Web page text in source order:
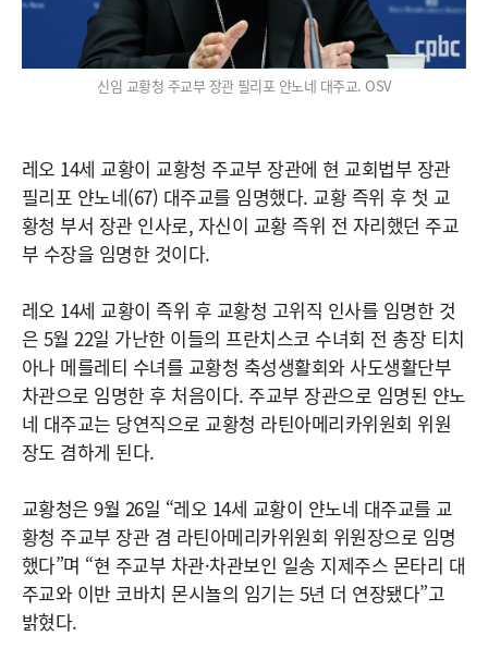
신임 교황청 주교부 장관 필리포 얀노네 대주교. OSV
레오 14세 교황이 교황청 주교부 장관에 현 교회법부 장관
필리포 얀노네(67) 대주교를 임명했다. 교황 즉위 후 첫 교
황청 부서 장관 인사로, 자신이 교황 즉위 전 자리했던 주교
부 수장을 임명한 것이다.
레오 14세 교황이 즉위 후 교황청 고위직 인사를 임명한 것
은 5월 22일 가난한 이들의 프란치스코 수녀회 전 총장 티치
아나 메를레티 수녀를 교황청 축성생활회와 사도생활단부
차관으로 임명한 후 처음이다. 주교부 장관으로 임명된 얀노
네 대주교는 당연직으로 교황청 라틴아메리카위원회 위원
장도 겸하게 된다.
교황청은 9월 26일 “레오 14세 교황이 얀노네 대주교를 교
황청 주교부 장관 겸 라틴아메리카위원회 위원장으로 임명
했다”며 “현 주교부 차관·차관보인 일송 지제주스 몬타리 대
주교와 이반 코바치 몬시뇰의 임기는 5년 더 연장됐다”고
밝혔다.